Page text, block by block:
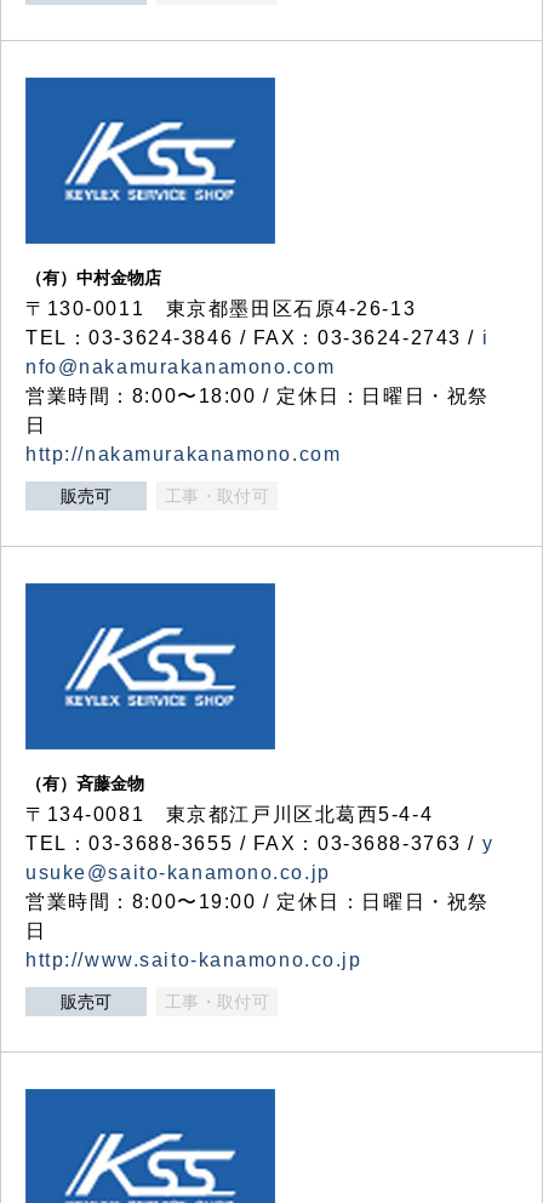
（有）中村金物店
〒130-0011 東京都墨田区石原4-26-13
TEL：03-3624-3846 / FAX：03-3624-2743 / i
nfo@nakamurakanamono.com
営業時間：8:00〜18:00 / 定休日：日曜日・祝祭
日
http://nakamurakanamono.com
販売可 工事・取付可
（有）斉藤金物
〒134-0081 東京都江戸川区北葛西5-4-4
TEL：03-3688-3655 / FAX：03-3688-3763 / y
usuke@saito-kanamono.co.jp
営業時間：8:00〜19:00 / 定休日：日曜日・祝祭
日
http://www.saito-kanamono.co.jp
販売可 工事・取付可